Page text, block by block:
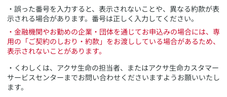
・誤った番号を入力すると、表示されないことや、異なる約款が表
示される場合があります。番号は正しく入力してください。
・金融機関やお勤めの企業・団体を通じてお申込みの場合には、専
用の「ご契約のしおり・約款」をお渡ししている場合があるため、
表示されないことがあります。
・くわしくは、アクサ生命の担当者、またはアクサ生命カスタマー
サービスセンターまでお問い合わせくださいますようお願いいたし
ます。